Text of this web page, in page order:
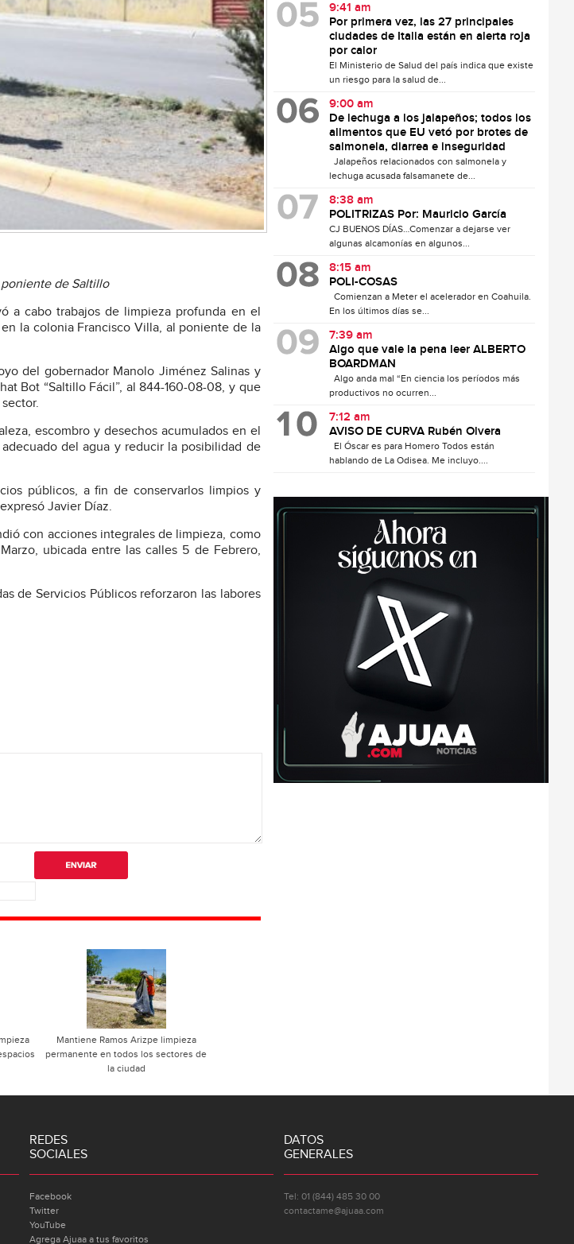
de Saltillo
a cabo trabajos de limpieza profunda en el
la colonia Francisco Villa, al poniente de la
del gobernador Manolo Jiménez Salinas y
Bot “Saltillo Fácil”, al 844-160-08-08, y que
escombro y desechos acumulados en el
del agua y reducir la posibilidad de
públicos, a fin de conservarlos limpios y
Javier Díaz.
con acciones integrales de limpieza, como
ubicada entre las calles 5 de Febrero,
de Servicios Públicos reforzaron las labores
Mantiene Ramos Arizpe limpieza
permanente en todos los sectores de
la ciudad
9:41 am
Por primera vez, las 27 principales
ciudades de Italia están en alerta roja
por calor
El Ministerio de Salud del país indica que existe
un riesgo para la salud de...
9:00 am
De lechuga a los jalapeños; todos los
alimentos que EU vetó por brotes de
salmonela, diarrea e inseguridad
Jalapeños relacionados con salmonela y
lechuga acusada falsamanete de...
8:38 am
POLITRIZAS Por: Mauricio García
CJ BUENOS DÍAS…Comenzar a dejarse ver
algunas alcamonías en algunos...
8:15 am
POLI-COSAS
Comienzan a Meter el acelerador en Coahuila.
En los últimos días se...
7:39 am
Algo que vale la pena leer ALBERTO
BOARDMAN
Algo anda mal “En ciencia los períodos más
productivos no ocurren...
7:12 am
AVISO DE CURVA Rubén Olvera
El Óscar es para Homero Todos están
hablando de La Odisea. Me incluyo....
REDES
SOCIALES
Facebook
Twitter
YouTube
Agrega Ajuaa a tus favoritos
DATOS
GENERALES
Tel: 01 (844) 485 30 00
contactame@ajuaa.com